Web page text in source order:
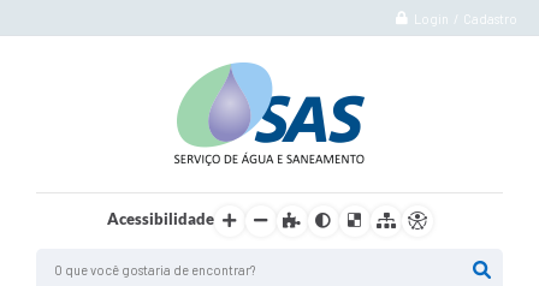
Login / Cadastro
Acessibilidade